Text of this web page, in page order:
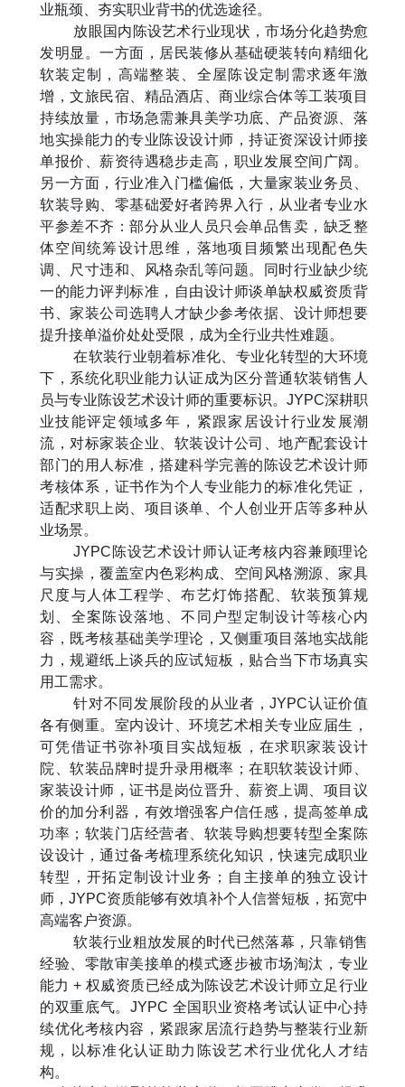
业瓶颈、夯实职业背书的优选途径。
放眼国内陈设艺术行业现状，市场分化趋势愈
发明显。一方面，居民装修从基础硬装转向精细化
软装定制，高端整装、全屋陈设定制需求逐年激
增，文旅民宿、精品酒店、商业综合体等工装项目
持续放量，市场急需兼具美学功底、产品资源、落
地实操能力的专业陈设设计师，持证资深设计师接
单报价、薪资待遇稳步走高，职业发展空间广阔。
另一方面，行业准入门槛偏低，大量家装业务员、
软装导购、零基础爱好者跨界入行，从业者专业水
平参差不齐：部分从业人员只会单品售卖，缺乏整
体空间统筹设计思维，落地项目频繁出现配色失
调、尺寸违和、风格杂乱等问题。同时行业缺少统
一的能力评判标准，自由设计师谈单缺权威资质背
书、家装公司选聘人才缺少参考依据、设计师想要
提升接单溢价处处受限，成为全行业共性难题。
在软装行业朝着标准化、专业化转型的大环境
下，系统化职业能力认证成为区分普通软装销售人
员与专业陈设艺术设计师的重要标识。 JYPC深耕职
业技能评定领域多年，紧跟家居设计行业发展潮
流，对标家装企业、软装设计公司、地产配套设计
部门的用人标准，搭建科学完善的陈设艺术设计师
考核体系，证书作为个人专业能力的标准化凭证，
适配求职上岗、项目谈单、个人创业开店等多种从
业场景。
JYPC 陈设艺术设计师认证考核内容兼顾理论
与实操，覆盖室内色彩构成、空间风格溯源、家具
尺度与人体工程学、布艺灯饰搭配、软装预算规
划、全案陈设落地、不同户型定制设计等核心内
容，既考核基础美学理论，又侧重项目落地实战能
力，规避纸上谈兵的应试短板，贴合当下市场真实
用工需求。
针对不同发展阶段的从业者，JYPC认证价值
各有侧重。室内设计、环境艺术相关专业应届生，
可凭借证书弥补项目实战短板，在求职家装设计
院、软装品牌时提升录用概率；在职软装设计师、
家装设计师，证书是岗位晋升、薪资上调、项目议
价的加分利器，有效增强客户信任感，提高签单成
功率；软装门店经营者、软装导购想要转型全案陈
设设计，通过备考梳理系统化知识，快速完成职业
转型，开拓定制设计业务；自主接单的独立设计
师，JYPC资质能够有效填补个人信誉短板，拓宽中
高端客户资源。
软装行业粗放发展的时代已然落幕，只靠销售
经验、零散审美接单的模式逐步被市场淘汰，专业
能力 + 权威资质已经成为陈设艺术设计师立足行业
的双重底气。JYPC 全国职业资格考试认证中心持
续优化考核内容，紧跟家居流行趋势与整装行业新
规，以标准化认证助力陈设艺术行业优化人才结
构。